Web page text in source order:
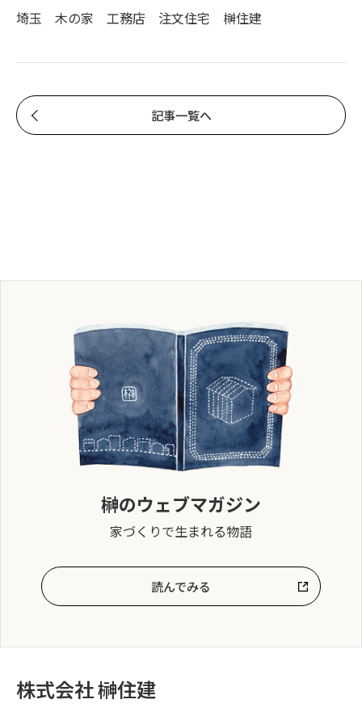
埼玉 木の家 工務店 注文住宅 榊住建
記事一覧へ
榊のウェブマガジン
家づくりで生まれる物語
読んでみる
株式会社 榊住建